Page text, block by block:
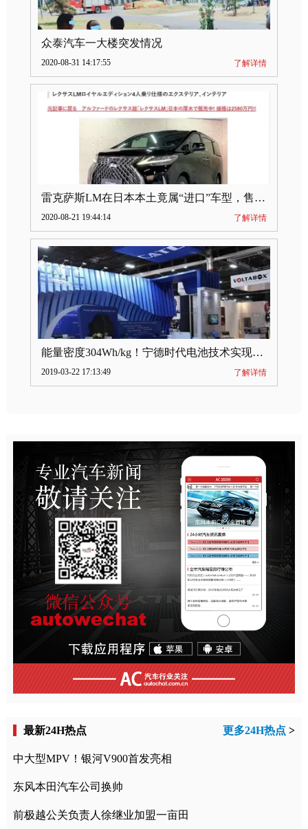
众泰汽车一大楼突发情况
2020-08-31 14:17:55 了解详情
雷克萨斯LM在日本本土竟属“进口”车型，售价2580万日元
2020-08-21 19:44:14 了解详情
能量密度304Wh/kg！宁德时代电池技术实现突破
2019-03-22 17:13:49 了解详情
最新24H热点 更多24H热点 >
中大型MPV！银河V900首发亮相
东风本田汽车公司换帅
前极越公关负责人徐继业加盟一亩田